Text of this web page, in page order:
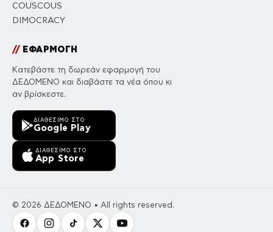
COUSCOUS
DIMOCRACY
//ΕΦΑΡΜΟΓΗ
Κατεβάστε τη δωρεάν εφαρμογή του
ΔΕΔΟΜΕΝΟ και διαβάστε τα νέα όπου κι
αν βρίσκεστε.
ΔΙΑΘΈΣΙΜΟ ΣΤΟ
Google Play
ΔΙΑΘΈΣΙΜΟ ΣΤΟ
App Store
© 2026 ΔΕΔΟΜΕΝΟ • All rights reserved.